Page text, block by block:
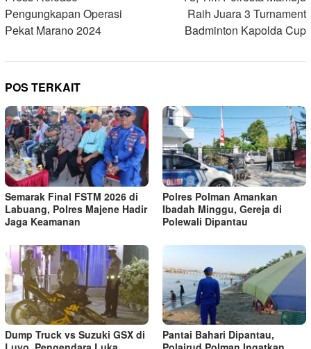
Pengungkapan Operasi
Pekat Marano 2024
Raih Juara 3 Turnament
Badminton Kapolda Cup
POS TERKAIT
Semarak Final FSTM 2026 di
Labuang, Polres Majene Hadir
Jaga Keamanan
Polres Polman Amankan
Ibadah Minggu, Gereja di
Polewali Dipantau
Dump Truck vs Suzuki GSX di
Pantai Bahari Dipantau,